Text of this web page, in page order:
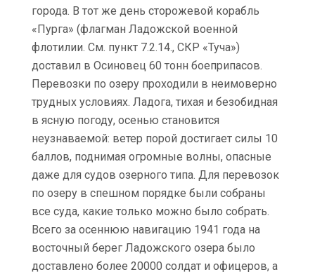
города. В тот же день сторожевой корабль
«Пурга» (флагман Ладожской военной
флотилии. См. пункт 7.2.14., СКР «Туча»)
доставил в Осиновец 60 тонн боеприпасов.
Перевозки по озеру проходили в неимоверно
трудных условиях. Ладога, тихая и безобидная
в ясную погоду, осенью становится
неузнаваемой: ветер порой достигает силы 10
баллов, поднимая огромные волны, опасные
даже для судов озерного типа. Для перевозок
по озеру в спешном порядке были собраны
все суда, какие только можно было собрать.
Всего за осеннюю навигацию 1941 года на
восточный берег Ладожского озера было
доставлено более 20000 солдат и офицеров, а